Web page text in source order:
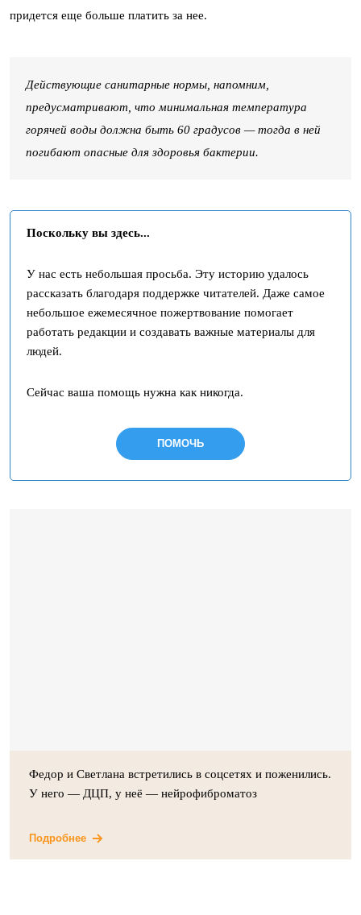
придется еще больше платить за нее.
Действующие санитарные нормы, напомним,
предусматривают, что минимальная температура
горячей воды должна быть 60 градусов — тогда в ней
погибают опасные для здоровья бактерии.
Поскольку вы здесь...
У нас есть небольшая просьба. Эту историю удалось
рассказать благодаря поддержке читателей. Даже самое
небольшое ежемесячное пожертвование помогает
работать редакции и создавать важные материалы для
людей.
Сейчас ваша помощь нужна как никогда.
ПОМОЧЬ
Федор и Светлана встретились в соцсетях и поженились.
У него — ДЦП, у неё — нейрофиброматоз
Подробнее